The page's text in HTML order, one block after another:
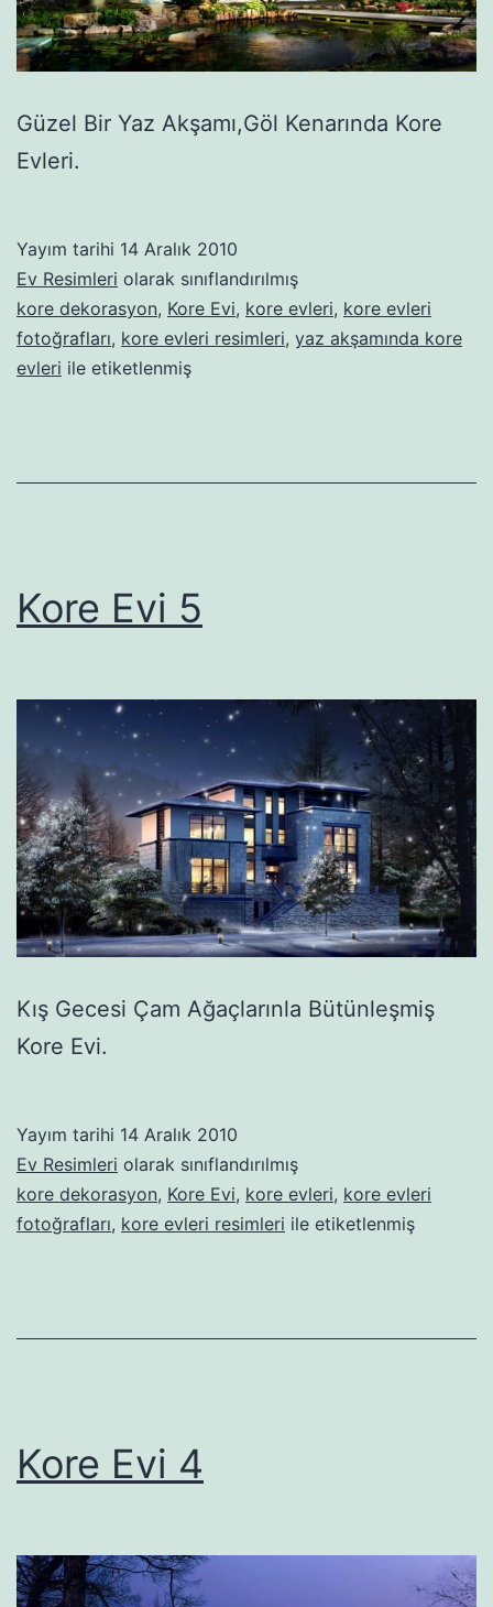
Güzel Bir Yaz Akşamı,Göl Kenarında Kore
Evleri.
Yayım tarihi 14 Aralık 2010
Ev Resimleri olarak sınıflandırılmış
kore dekorasyon, Kore Evi, kore evleri, kore evleri
fotoğrafları, kore evleri resimleri, yaz akşamında kore
evleri ile etiketlenmiş
Kore Evi 5
Kış Gecesi Çam Ağaçlarınla Bütünleşmiş
Kore Evi.
Yayım tarihi 14 Aralık 2010
Ev Resimleri olarak sınıflandırılmış
kore dekorasyon, Kore Evi, kore evleri, kore evleri
fotoğrafları, kore evleri resimleri ile etiketlenmiş
Kore Evi 4